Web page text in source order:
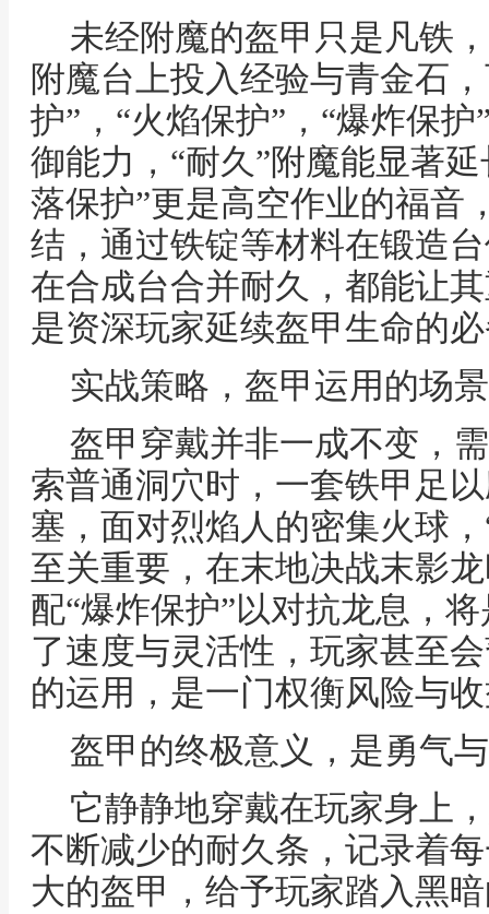
未经附魔的盔甲只是凡铁
附魔台上投入经验与青金石
护”，“火焰保护”，“爆炸保
御能力，“耐久”附魔能显著
落保护”更是高空作业的福音
结，通过铁锭等材料在锻造
在合成台合并耐久，都能让
是资深玩家延续盔甲生命的
实战策略，盔甲运用的场
盔甲穿戴并非一成不变，
索普通洞穴时，一套铁甲足
塞，面对烈焰人的密集火球
至关重要，在末地决战末影
配“爆炸保护”以对抗龙息，
了速度与灵活性，玩家甚至
的运用，是一门权衡风险与
盔甲的终极意义，是勇气
它静静地穿戴在玩家身上
不断减少的耐久条，记录着
大的盔甲，给予玩家踏入黑